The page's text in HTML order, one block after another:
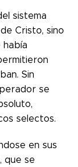
sistema
Cristo, sino
había
Sin
se
selectos.
en sus
que se